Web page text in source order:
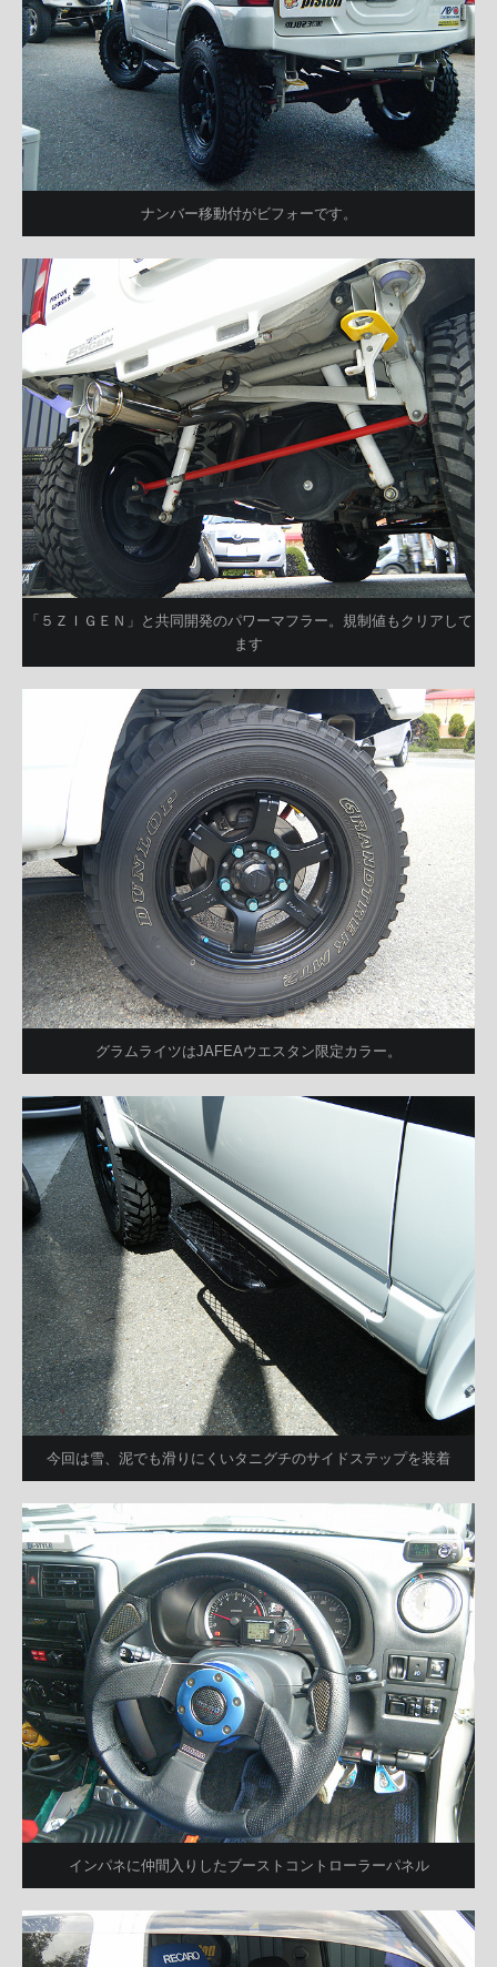
ナンバー移動付がビフォーです。
「５ＺＩＧＥＮ」と共同開発のパワーマフラー。規制値もクリアして
ます
グラムライツはJAFEAウエスタン限定カラー。
今回は雪、泥でも滑りにくいタニグチのサイドステップを装着
インパネに仲間入りしたブーストコントローラーパネル